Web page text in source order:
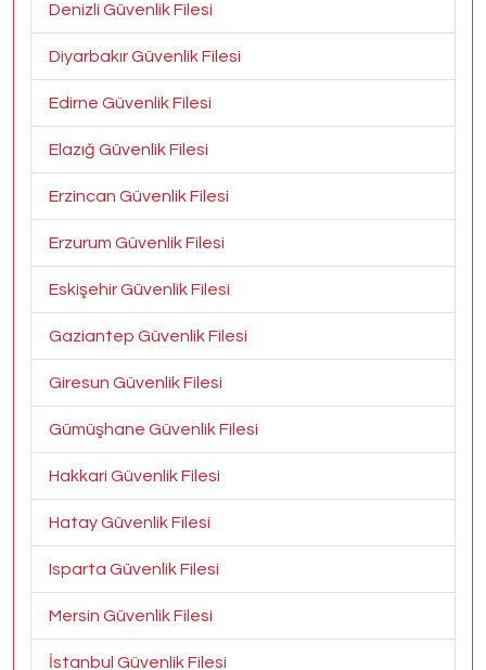
Denizli Güvenlik Filesi
Diyarbakır Güvenlik Filesi
Edirne Güvenlik Filesi
Elazığ Güvenlik Filesi
Erzincan Güvenlik Filesi
Erzurum Güvenlik Filesi
Eskişehir Güvenlik Filesi
Gaziantep Güvenlik Filesi
Giresun Güvenlik Filesi
Gümüşhane Güvenlik Filesi
Hakkari Güvenlik Filesi
Hatay Güvenlik Filesi
Isparta Güvenlik Filesi
Mersin Güvenlik Filesi
İstanbul Güvenlik Filesi